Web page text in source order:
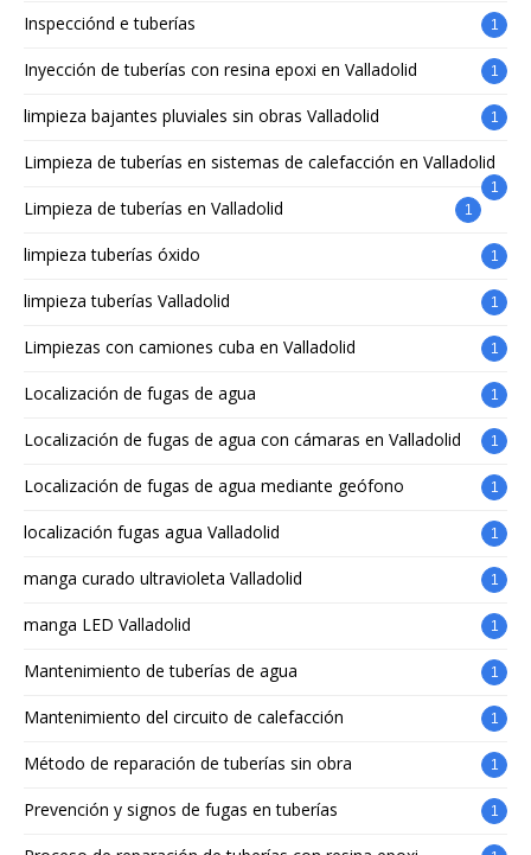
Inspecciónd e tuberías 1
Inyección de tuberías con resina epoxi en Valladolid 1
limpieza bajantes pluviales sin obras Valladolid 1
Limpieza de tuberías en sistemas de calefacción en Valladolid
1
Limpieza de tuberías en Valladolid 1
limpieza tuberías óxido 1
limpieza tuberías Valladolid 1
Limpiezas con camiones cuba en Valladolid 1
Localización de fugas de agua 1
Localización de fugas de agua con cámaras en Valladolid 1
Localización de fugas de agua mediante geófono 1
localización fugas agua Valladolid 1
manga curado ultravioleta Valladolid 1
manga LED Valladolid 1
Mantenimiento de tuberías de agua 1
Mantenimiento del circuito de calefacción 1
Método de reparación de tuberías sin obra 1
Prevención y signos de fugas en tuberías 1